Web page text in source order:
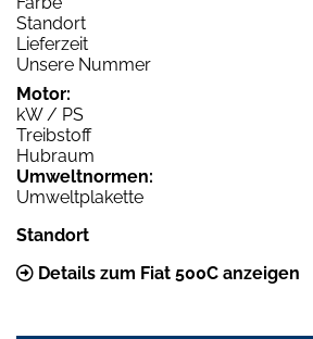
Standort
Lieferzeit
Unsere Nummer
Motor:
kW / PS
Treibstoff
Hubraum
Umweltnormen:
Umweltplakette
Standort
Details zum Fiat 500C anzeigen